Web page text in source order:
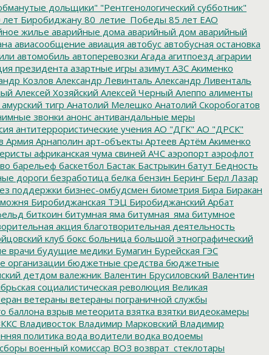
дольщики" "Рентгенологический субботник"
лет Биробиджану80_летие_Победы 85 лет ЕАО
жилье аварийные дома аварийный дом аварийный
авиасообщение авиация автобус автобусная остановка
автомобиль автоперевозки Агада агитпоезд аграрии
президента азартные игры азимут АЗС Акименко
Козлов Александр Левинталь Александр Ливенталь
Алексей Хозяйский Алексей Черный Алеппо алименты
амурский тигр Анатолий Мелешко Анатолий Скоробогатов
звонки анонс антивандальные меры
антитеррористические учения АО "ДГК" АО "ДРСК"
Армия Арнаполин арт-объекты Артеев Артём Акименко
африканская чума свиней АЧС аэропорт аэрофлот
барельеф баскетбол Бастак Бастрыкин батут Бедность
дороги безработица белка бензин Беринг Берл Лазар
поддержки бизнес-омбудсмен биометрия Бира Биракан
Биробиджанская ТЭЦ Биробиджанский Арбат
биткоин битумная яма битумная_яма битумное
акция благотворительная деятельность
клуб бокс больница большой этнографический
врачи будущие медики Бумагин Бурейская ГЭС
организации бюджетные средства бюджетные
детдом валежник Валентин Брусиловский Валентин
социалистическая революция Великая
ветераны ветераны пограничной службы
баллона взрыв метеорита взятка взятки видеокамеры
Владивосток Владимир Марковский Владимир
политика вода водители водка водоемы
военный комиссар ВОЗ возврат_стеклотары